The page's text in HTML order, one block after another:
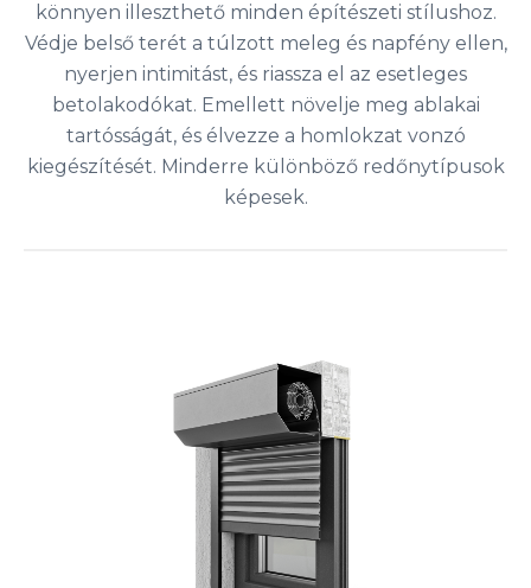
könnyen illeszthető minden építészeti stílushoz.
Védje belső terét a túlzott meleg és napfény ellen,
nyerjen intimitást, és riassza el az esetleges
betolakodókat. Emellett növelje meg ablakai
tartósságát, és élvezze a homlokzat vonzó
kiegészítését. Minderre különböző redőnytípusok
képesek.